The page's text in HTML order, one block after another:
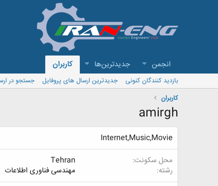
انجمن جدیدترین‌ها کاربران
بازدید کنندگان کنونی جدیدترین ارسال های پروفایل
جستجو در
کاربران
amirgh
Internet,Music,Movie
محل سکونت
Tehran
رشته
مهندسی فناوری اطلاعات